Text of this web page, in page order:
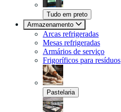
Tudo em preto
Armazenamento
Arcas refrigeradas
Mesas refrigeradas
Armários de serviço
Frigoríficos para resíduos
Pastelaria